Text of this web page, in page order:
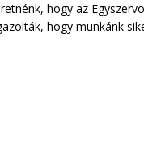
hogy az
hogy munkánk